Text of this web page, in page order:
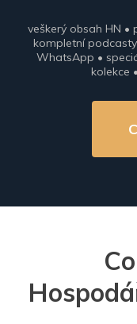
veškerý obsah HN •
kompletní
WhatsApp •
kolekce